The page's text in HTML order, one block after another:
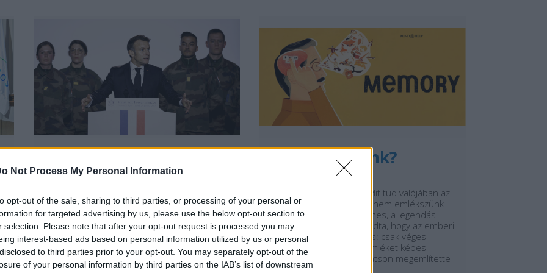
Not Process My Personal Information
opt-out of the sale, sharing to third parties, or processing of your personal or
for targeted advertising by us, please use the below opt-out section to
selection. Please note that after your opt-out request is processed you may
interest-based ads based on personal information utilized by us or personal
to third parties prior to your opt-out. You may separately opt-out of the
of your personal information by third parties on the IAB’s list of downstream
önkéntes tartalékosok,
Európa haderőt fejleszt
I.: Franciaország
BY:BARANYI ESZTER 2025. DEC 18.
Európa-szerte új korszak kezdődik a
haderőfejlesztésben. Szinte minden állam
Miért felejtünk?
2025. DEC 16.
Emlékezet és felejtés – Mit tud valójában az
agyunk, és miért jó, hogy nem emlékszünk
mindenre? Sherlock Holmes, a legendás
detektív egyszer azt mondta, hogy az emberi
agy olyan, mint egy padlás: csak véges
mennyiségű tudást és emléket képes
befogadni. Amikor Dr. Watson megemlítette
neki, hogy a…